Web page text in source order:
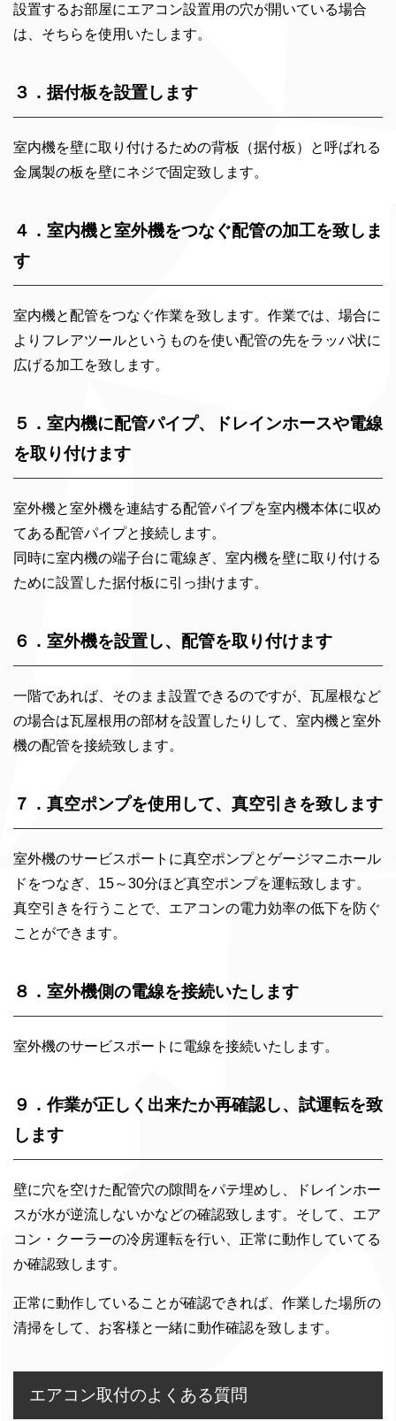
設置するお部屋にエアコン設置用の穴が開いている場合
は、そちらを使用いたします。
３．据付板を設置します
室内機を壁に取り付けるための背板（据付板）と呼ばれる
金属製の板を壁にネジで固定致します。
４．室内機と室外機をつなぐ配管の加工を致しま
す
室内機と配管をつなぐ作業を致します。作業では、場合に
よりフレアツールというものを使い配管の先をラッパ状に
広げる加工を致します。
５．室内機に配管パイプ、ドレインホースや電線
を取り付けます
室外機と室外機を連結する配管パイプを室内機本体に収め
てある配管パイプと接続します。
同時に室内機の端子台に電線ぎ、室内機を壁に取り付ける
ために設置した据付板に引っ掛けます。
６．室外機を設置し、配管を取り付けます
一階であれば、そのまま設置できるのですが、瓦屋根など
の場合は瓦屋根用の部材を設置したりして、室内機と室外
機の配管を接続致します。
７．真空ポンプを使用して、真空引きを致します
室外機のサービスポートに真空ポンプとゲージマニホール
ドをつなぎ、15～30分ほど真空ポンプを運転致します。
真空引きを行うことで、エアコンの電力効率の低下を防ぐ
ことができます。
８．室外機側の電線を接続いたします
室外機のサービスポートに電線を接続いたします。
９．作業が正しく出来たか再確認し、試運転を致
します
壁に穴を空けた配管穴の隙間をパテ埋めし、ドレインホー
スが水が逆流しないかなどの確認致します。そして、エア
コン・クーラーの冷房運転を行い、正常に動作していてる
か確認致します。
正常に動作していることが確認できれば、作業した場所の
清掃をして、お客様と一緒に動作確認を致します。
エアコン取付のよくある質問